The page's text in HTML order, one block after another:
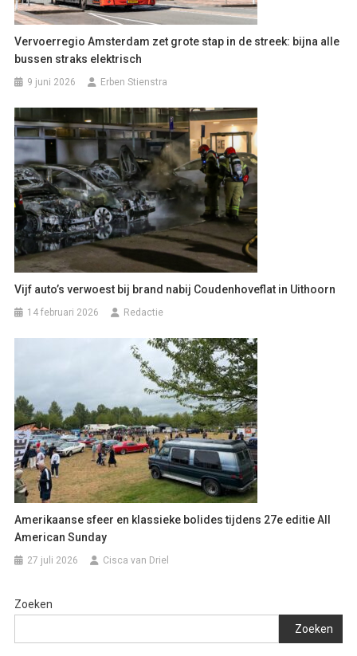
Vervoerregio Amsterdam zet grote stap in de streek: bijna alle
bussen straks elektrisch
9 juni 2026 Erben Stienstra
Vijf auto’s verwoest bij brand nabij Coudenhoveflat in Uithoorn
14 februari 2026 Redactie
Amerikaanse sfeer en klassieke bolides tijdens 27e editie All
American Sunday
27 juli 2026 Cisca van Driel
Zoeken
Zoeken